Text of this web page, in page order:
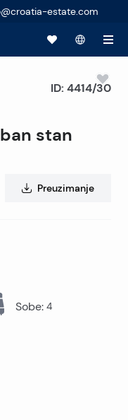
estate.com
stan
ID: 4414/30
Preuzimanje
Sobe: 4